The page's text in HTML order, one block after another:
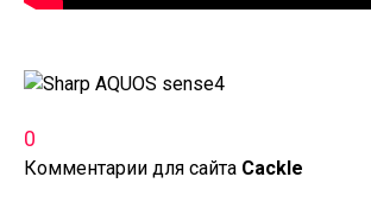
0
Комментарии для сайта Cackle